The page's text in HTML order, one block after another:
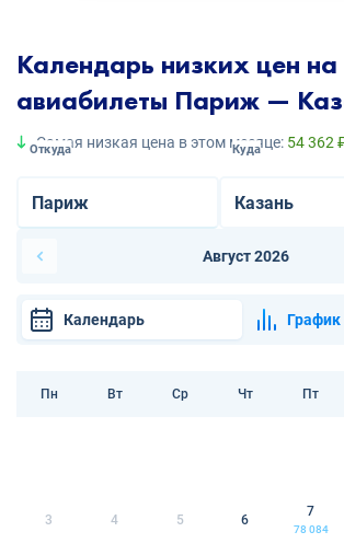
Календарь низких цен на
авиабилеты Париж —
Самая низкая цена в этом месяце: 54 362
Откуда Куда
Август 2026
Календарь График
Пн Вт Ср Чт Пт
3 4 5 6
7
78 084